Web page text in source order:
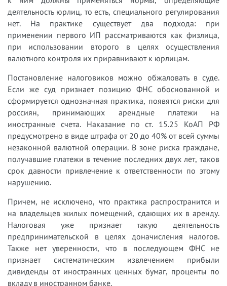
деятельность юрлиц, то есть, специального регулирования
нет. На практике существует два подхода: при
применении первого ИП рассматриваются как физлица,
при использовании второго в целях осуществления
валютного контроля их приравнивают к юрлицам.
Постановление налоговиков можно обжаловать в суде.
Если же суд признает позицию ФНС обоснованной и
сформируется однозначная практика, появятся риски для
россиян, принимающих арендные платежи на
иностранные счета. Наказание по ст. 15.25 КоАП РФ
предусмотрено в виде штрафа от 20 до 40% от всей суммы
незаконной валютной операции. В зоне риска граждане,
получавшие платежи в течение последних двух лет, таков
срок давности привлечение к ответственности по этому
нарушению.
Причем, не исключено, что практика распространится и
на владельцев жилых помещений, сдающих их в аренду.
Налоговая уже признает такую деятельность
предпринимательской в целях доначисления налогов.
Также нет уверенности, что в последующем ФНС не
признает систематическим извлечением прибыли
дивиденды от иностранных ценных бумаг, проценты по
вкладу в иностранном банке.